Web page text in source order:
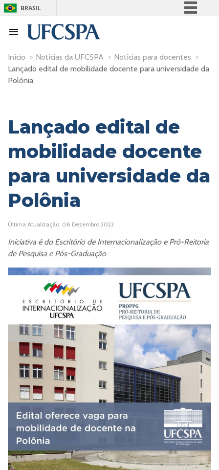
BRASIL
Participe
Acesso à informação
Início > Notícias da UFCSPA > Notícias para docentes >
Lançado edital de mobilidade docente para universidade da
Polônia
Lançado edital de
mobilidade docente
para universidade da
Polônia
Última Atualização: 08 Dezembro 2023
Iniciativa é do Escritório de Internacionalização e Pró-Reitoria
de Pesquisa e Pós-Graduação